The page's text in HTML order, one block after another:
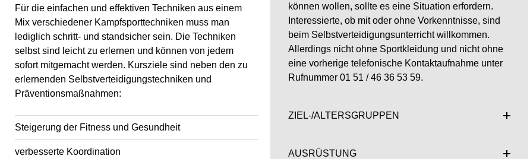
Für die einfachen und effektiven Techniken aus einem
Mix verschiedener Kampfsporttechniken muss man
lediglich schritt- und standsicher sein. Die Techniken
selbst sind leicht zu erlernen und können von jedem
sofort mitgemacht werden. Kursziele sind neben den zu
erlernenden Selbstverteidigungstechniken und
Präventionsmaßnahmen:
Steigerung der Fitness und Gesundheit
verbesserte Koordination
können wollen, sollte es eine Situation erfordern.
Interessierte, ob mit oder ohne Vorkenntnisse, sind
beim Selbstverteidigungsunterricht willkommen.
Allerdings nicht ohne Sportkleidung und nicht ohne
eine vorherige telefonische Kontaktaufnahme unter
Rufnummer 01 51 / 46 36 53 59.
ZIEL-/ALTERSGRUPPEN
AUSRÜSTUNG